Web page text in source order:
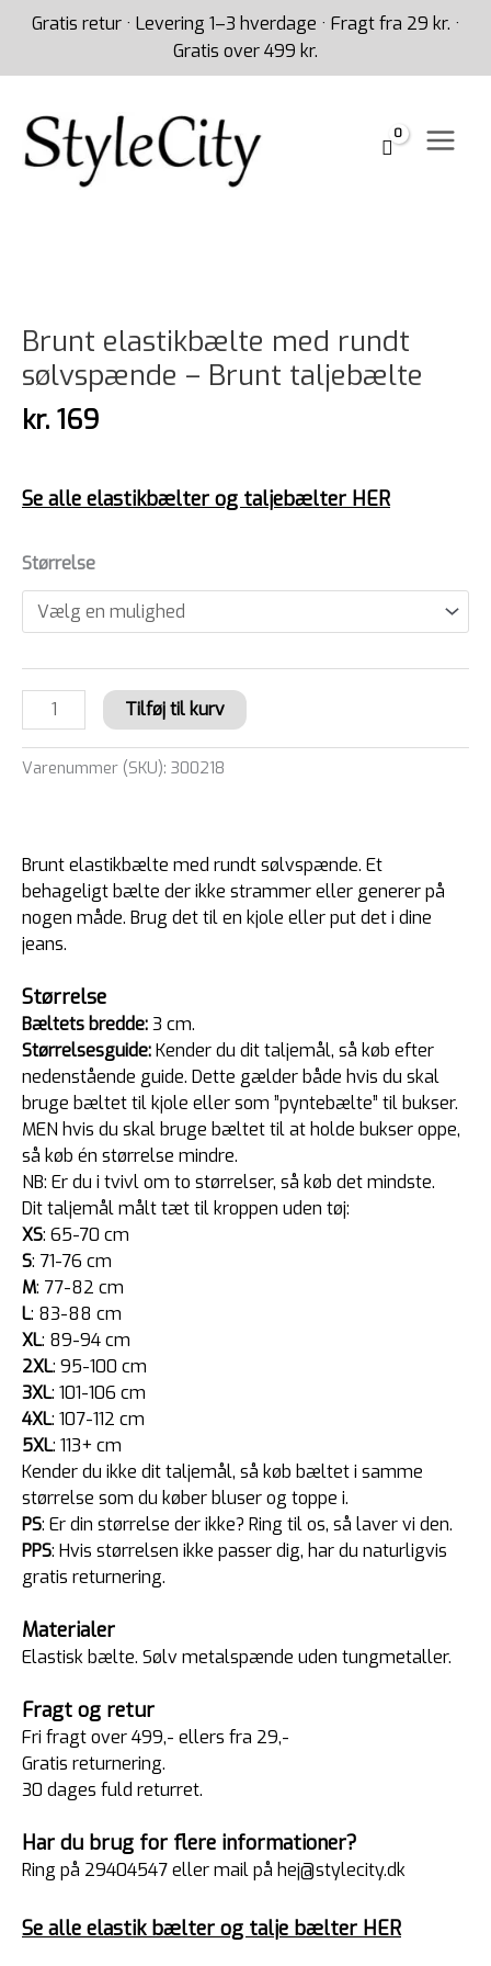
Gratis retur · Levering 1–3 hverdage · Fragt fra 29 kr. ·
Gratis over 499 kr.
Brunt elastikbælte med rundt
sølvspænde – Brunt taljebælte
kr. 169
Se alle elastikbælter og taljebælter HER
Størrelse
-
Brunt
taljebælte
antal
Tilføj til kurv
Varenummer (SKU): 300218
Brunt elastikbælte med rundt sølvspænde. Et
behageligt bælte der ikke strammer eller generer på
nogen måde. Brug det til en kjole eller put det i dine
jeans.
Størrelse
Bæltets bredde:3 cm.
Størrelsesguide:Kender du dit taljemål, så køb efter
nedenstående guide. Dette gælder både hvis du skal
bruge bæltet til kjole eller som ”pyntebælte” til bukser.
MEN hvis du skal bruge bæltet til at holde bukser oppe,
så køb én størrelse mindre.
NB: Er du i tvivl om to størrelser, så køb det mindste.
Dit taljemål målt tæt til kroppen uden tøj:
XS: 65-70 cm
S: 71-76 cm
M: 77-82 cm
L: 83-88 cm
XL: 89-94 cm
2XL: 95-100 cm
3XL: 101-106 cm
4XL: 107-112 cm
5XL: 113+ cm
Kender du ikke dit taljemål, så køb bæltet i samme
størrelse som du køber bluser og toppe i.
PS: Er din størrelse der ikke? Ring til os, så laver vi den.
PPS: Hvis størrelsen ikke passer dig, har du naturligvis
gratis returnering.
Materialer
Elastisk bælte. Sølv metalspænde uden tungmetaller.
Fragt og retur
Fri fragt over 499,- ellers fra 29,-
Gratis returnering.
30 dages fuld returret.
Har du brug for flere informationer?
Ring på 29404547 eller mail på hej@stylecity.dk
Se alle elastik bælter og talje bælter HER